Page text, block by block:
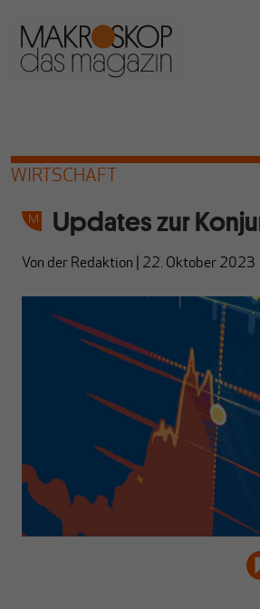
WIRTSCHAFT
Updates zur
Von der Redaktion 22. Oktober 2023